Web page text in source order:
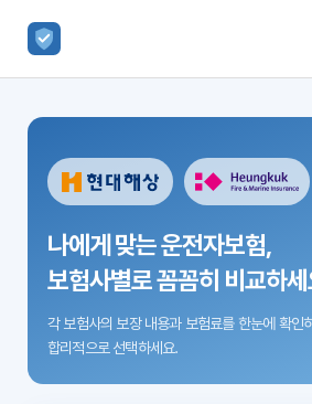
나에게 맞는 운전자보험,
보험사별로 꼼꼼히 비교하
각 보험사의 보장 내용과 보험료를 한눈에 확인
합리적으로 선택하세요.